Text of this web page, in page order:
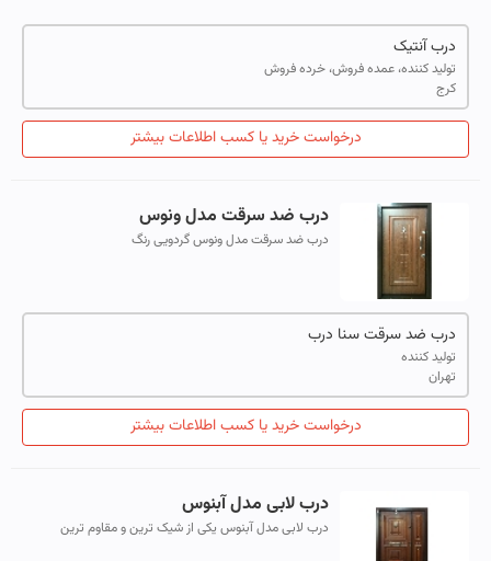
درب آنتیک
تولید کننده، عمده فروش، خرده فروش
کرج
درخواست خرید یا کسب اطلاعات بیشتر
درب ضد سرقت مدل ونوس
درب ضد سرقت مدل ونوس گردویی رنگ
درب ضد سرقت سنا درب
تولید کننده
تهران
درخواست خرید یا کسب اطلاعات بیشتر
درب لابی مدل آبنوس
درب لابی مدل آبنوس یکی از شیک ترین و مقاوم ترین